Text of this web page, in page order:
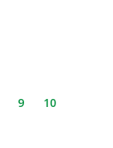
9
10